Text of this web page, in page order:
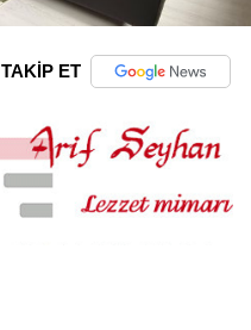
TAKİP ET